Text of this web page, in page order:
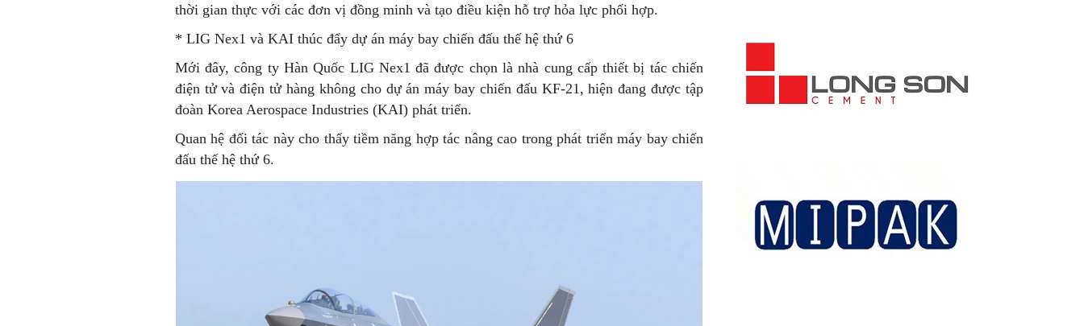
thời gian thực với các đơn vị đồng minh và tạo điều kiện hỗ trợ hỏa lực phối hợp.
* LIG Nex1 và KAI thúc đẩy dự án máy bay chiến đấu thế hệ thứ 6
Mới đây, công ty Hàn Quốc LIG Nex1 đã được chọn là nhà cung cấp thiết bị tác chiến
điện tử và điện tử hàng không cho dự án máy bay chiến đấu KF-21, hiện đang được tập
đoàn Korea Aerospace Industries (KAI) phát triển.
Quan hệ đối tác này cho thấy tiềm năng hợp tác nâng cao trong phát triển máy bay chiến
đấu thế hệ thứ 6.